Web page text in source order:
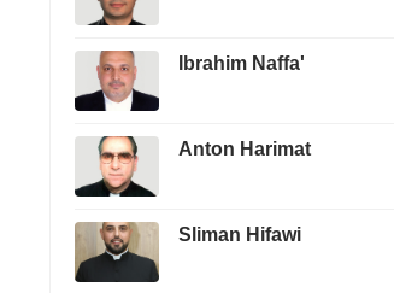
Ibrahim Naffa'
Anton Harimat
Sliman Hifawi